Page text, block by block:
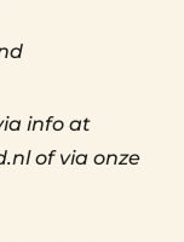
info at
of via onze